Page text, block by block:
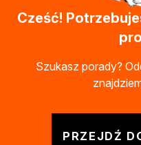
Cześć!
Szukasz porady?
PRZEJDŹ